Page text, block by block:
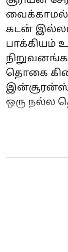
வைக்காமல்
கடன் இல்லா
பாக்கியம்
தொகை
இன்சூரன்ஸ்
ஒரு நல்ல